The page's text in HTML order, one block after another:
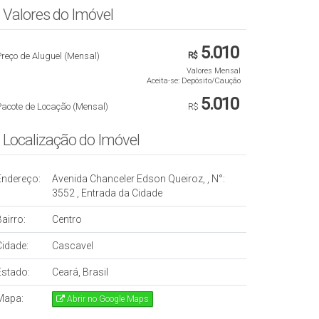
Valores do Imóvel
R$5.010
de Aluguel (Mensal)
Valores Mensal
Aceita-se: Depósito/Caução
R$ 5.010
de Locação (Mensal)
Localização do Imóvel
Avenida Chanceler Edson Queiroz,
N°:
3552
Entrada da Cidade
Centro
Cascavel
Ceará, Brasil
Abrir no Google Maps